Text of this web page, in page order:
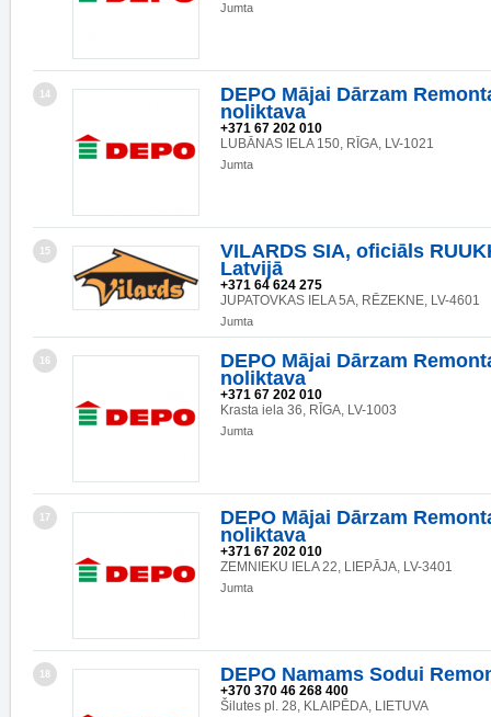
Jumta
14
DEPO Mājai Dārzam
noliktava
+371 67 202 010
LUBĀNAS IELA 150, RĪGA, LV-1021
Jumta
15
VILARDS SIA, oficiāls
Latvijā
+371 64 624 275
JUPATOVKAS IELA 5A, RĒZEKNE, LV-4601
Jumta
16
DEPO Mājai Dārzam
noliktava
+371 67 202 010
Krasta iela 36, RĪGA, LV-1003
Jumta
17
DEPO Mājai Dārzam
noliktava
+371 67 202 010
ZEMNIEKU IELA 22, LIEPĀJA, LV-3401
Jumta
18 DEPO Namams Sodui
+370 370 46 268 400
Šilutes pl. 28, KLAIPĒDA, LIETUVA